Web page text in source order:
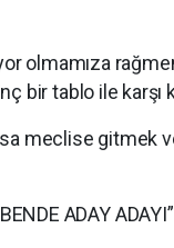
olmamıza
bir tablo ile karşı
meclise gitmek
ADAY